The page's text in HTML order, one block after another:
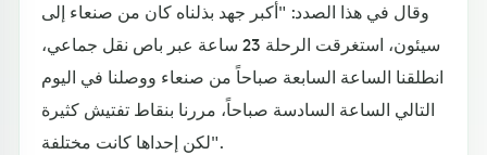
وقال في هذا الصدد: "أكبر جهد بذلناه كان من صنعاء إلى
سيئون، استغرقت الرحلة 23 ساعة عبر باص نقل جماعي،
انطلقنا الساعة السابعة صباحاً من صنعاء ووصلنا في اليوم
التالي الساعة السادسة صباحاً، مررنا بنقاط تفتيش كثيرة
لكن إحداها كانت مختلفة".